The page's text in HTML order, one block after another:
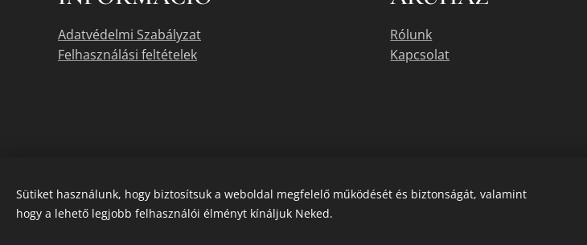
Adatvédelmi Szabályzat
Felhasználási feltételek
Rólunk
Kapcsolat
A termékek aktuális készletéről érdeklődjön az üzletben,
Sütiket használunk, hogy biztosítsuk a weboldal megfelelő működését és biztonságát, valamint
hogy a lehető legjobb felhasználói élményt kínáljuk Neked.